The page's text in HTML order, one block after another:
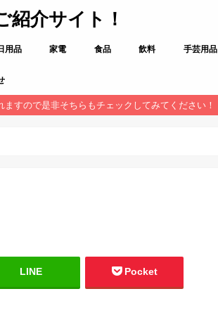
紹介サイト！
用品 家電 食品 飲料 手芸用品
すので是非そちらもチェックしてみてください！
LINE Pocket